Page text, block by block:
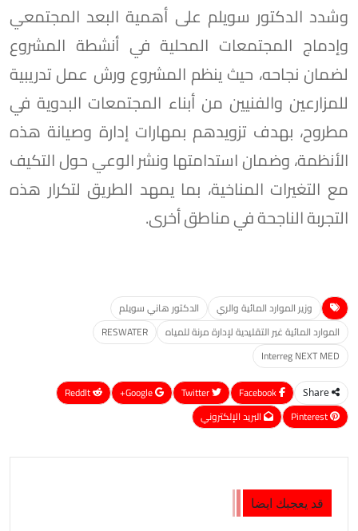
وشدد الدكتور سويلم على أهمية البعد المجتمعي
وإدماج المجتمعات المحلية في أنشطة المشروع
لضمان نجاحه، حيث ينظم المشروع ورش عمل تدريبية
للمزارعين والفنيين من أبناء المجتمعات البدوية في
مطروح، بهدف تزويدهم بمهارات إدارة وصيانة هذه
الأنظمة، وضمان استدامتها ونشر الوعي حول التكيف
مع التغيرات المناخية، بما يمهد الطريق لتكرار هذه
التجربة الناجحة في مناطق أخرى.
وزير الموارد المائية والري
الدكتور هاني سويلم
الموارد المائية غير التقليدية لإدارة مرنة للمياه
RESWATER
Interreg NEXT MED
Share
Google+
ReddIt
Pinterest
البريد الإلكتروني
قد يعجبك ايضا